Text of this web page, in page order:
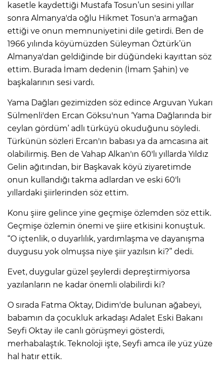
kasetle kaydettiği Mustafa Tosun’un sesini yıllar
sonra Almanya'da oğlu Hikmet Tosun'a armağan
ettiği ve onun memnuniyetini dile getirdi. Ben de
1966 yılında köyümüzden Süleyman Öztürk’ün
Almanya'dan geldiğinde bir düğündeki kayıttan söz
ettim. Burada İmam dedenin (İmam Şahin) ve
başkalarının sesi vardı.
Yama Dağları gezimizden söz edince Arguvan Yukarı
Sülmenli'den Ercan Göksu'nun ‘Yama Dağlarında bir
ceylan gördüm’ adlı türküyü okuduğunu söyledi.
Türkünün sözleri Ercan'ın babası ya da amcasına ait
olabilirmiş. Ben de Vahap Alkan'ın 60'lı yıllarda Yıldız
Gelin ağıtından, bir Başkavak köyü ziyaretimde
onun kullandığı takma adlardan ve eski 60'lı
yıllardaki şiirlerinden söz ettim.
Konu şiire gelince yine geçmişe özlemden söz ettik.
Geçmişe özlemin önemi ve şiire etkisini konuştuk.
“O içtenlik, o duyarlılık, yardımlaşma ve dayanışma
duygusu yok olmuşsa niye şiir yazılsın ki?” dedi.
Evet, duygular güzel şeylerdi depreştirmiyorsa
yazılanların ne kadar önemli olabilirdi ki?
O sırada Fatma Oktay, Didim'de bulunan ağabeyi,
babamın da çocukluk arkadaşı Adalet Eski Bakanı
Seyfi Oktay ile canlı görüşmeyi gösterdi,
merhabalaştık. Teknoloji işte, Seyfi amca ile yüz yüze
hal hatır ettik.